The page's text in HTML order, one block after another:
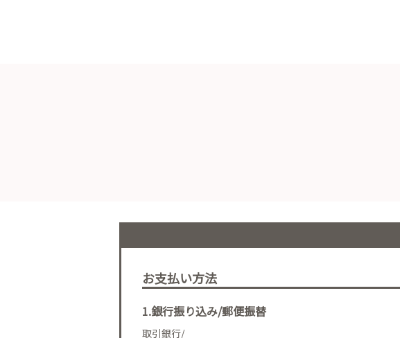
お支払い方法
1.銀行振り込み/郵便振替
取引銀行/